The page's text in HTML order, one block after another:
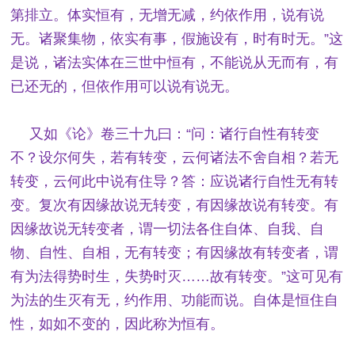
第排立。体实恒有，无增无减，约依作用，说有说
无。诸聚集物，依实有事，假施设有，时有时无。”这
是说，诸法实体在三世中恒有，不能说从无而有，有
已还无的，但依作用可以说有说无。
又如《论》卷三十九曰：“问：诸行自性有转变
不？设尔何失，若有转变，云何诸法不舍自相？若无
转变，云何此中说有住导？答：应说诸行自性无有转
变。复次有因缘故说无转变，有因缘故说有转变。有
因缘故说无转变者，谓一切法各住自体、自我、自
物、自性、自相，无有转变；有因缘故有转变者，谓
有为法得势时生，失势时灭……故有转变。”这可见有
为法的生灭有无，约作用、功能而说。自体是恒住自
性，如如不变的，因此称为恒有。